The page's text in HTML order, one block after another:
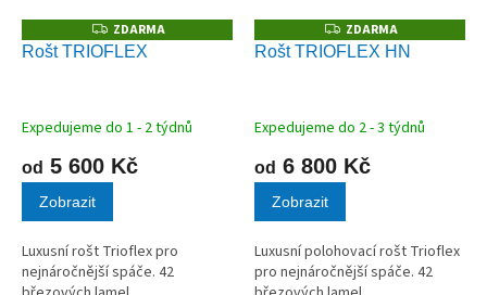
Z
D
A
ZDARMA
Rošt TRIOFLEX
Expedujeme do 1 - 2 týdnů
od 5 600 Kč
Zobrazit
Luxusní rošt Trioflex pro
nejnáročnější spáče. 42
Z
D
A
ZDARMA
Rošt TRIOFLEX HN
Expedujeme do 2 - 3 týdnů
od 6 800 Kč
Zobrazit
Luxusní polohovací rošt Trioflex
pro nejnáročnější spáče. 42